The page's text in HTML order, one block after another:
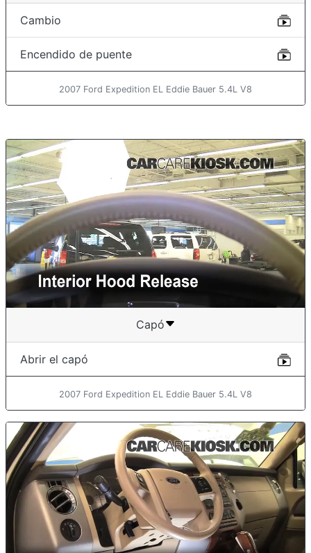
Cambio
Encendido de puente
2007 Ford Expedition EL Eddie Bauer 5.4L V8
Capó
Abrir el capó
2007 Ford Expedition EL Eddie Bauer 5.4L V8